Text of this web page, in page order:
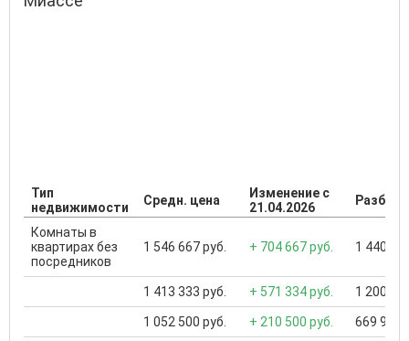
Тип
недвижимости
Средн. цена
Изменение с
21.04.2026
Комнаты в
квартирах без
посредников
1 546 667 руб. + 704 667 руб. 1 440
1 413 333 руб. + 571 334 руб. 1 200
1 052 500 руб. + 210 500 руб. 669 999